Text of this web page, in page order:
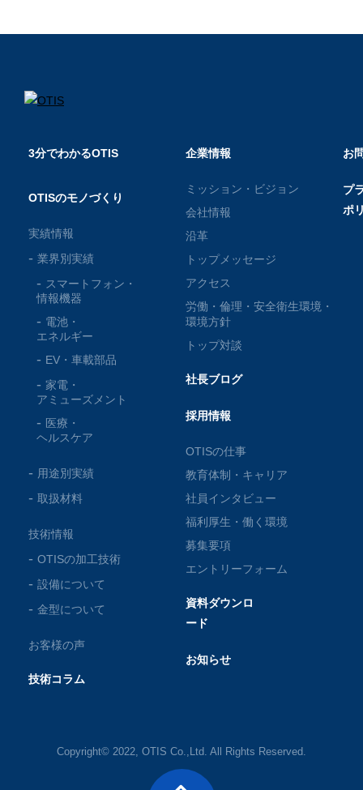
3分でわかるOTIS
OTISのモノづくり
実績情報
業界別実績
スマートフォン・
情報機器
電池・
エネルギー
EV・車載部品
家電・
アミューズメント
医療・
ヘルスケア
用途別実績
取扱材料
技術情報
OTISの加工技術
設備について
金型について
お客様の声
技術コラム
企業情報
ミッション・ビジョン
会社情報
沿革
トップメッセージ
アクセス
労働・倫理・安全衛生環境・
環境方針
トップ対談
社長ブログ
採用情報
OTISの仕事
教育体制・キャリア
社員インタビュー
福利厚生・働く環境
募集要項
エントリーフォーム
資料ダウンロ
ード
お知らせ
お
プ
ポ
Copyright© 2022, OTIS Co.,Ltd. All Rights Reserved.